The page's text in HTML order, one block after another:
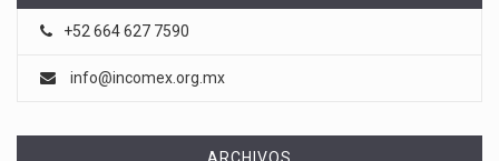
+52 664 627 7590
info@incomex.org.mx